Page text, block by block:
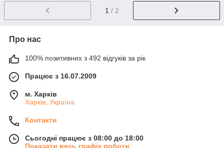
1 / 2
Про нас
100% позитивних з 492 відгуків за рік
Працює з 16.07.2009
м. Харків
Харків, Україна
Контакти
Сьогодні працює з 08:00 до 18:00
Показати весь графік роботи